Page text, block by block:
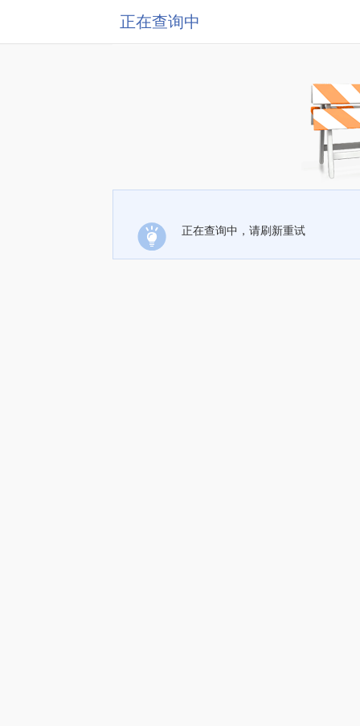
正在查询中
正在查询中，请刷新重试